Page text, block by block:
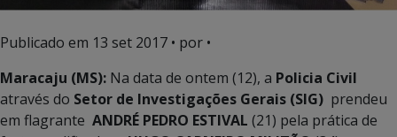
Publicado em 13 set 2017 • por •
Maracaju (MS): Na data de ontem (12), a Policia Civil
através do Setor de Investigações Gerais (SIG) prendeu
em flagrante ANDRÉ PEDRO ESTIVAL (21) pela prática de